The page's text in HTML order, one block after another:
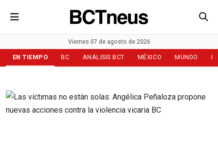
Viernes 07 de agosto de 2026
EN TIEMPO BC ANÁLISIS BCT MÉXICO MUNDO